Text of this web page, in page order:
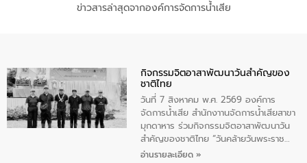
ข่าวสารล่าสุดจากองค์การจัดการน้ำเสีย
กิจกรรมจิตอาสาพัฒนาวันสําคัญของ
ชาติไทย
วันที่ 7 สิงหาคม พ.ศ. 2569 องค์การ
จัดการน้ำเสีย สำนักงาานจัดการน้ำเสียสาขา
มุกดาหาร ร่วมกิจกรรมจิตอาสาพัฒนาวัน
สําคัญของชาติไทย “วันคล้ายวันพระราช
สมภพ สมเด็จพระนางเจ้าสิริกิติ์พระบรม
อ่านรายละเอียด »